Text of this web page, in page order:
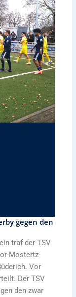
gegen den
traf der TSV
Mostertz-
Vor
Der TSV
den zwar